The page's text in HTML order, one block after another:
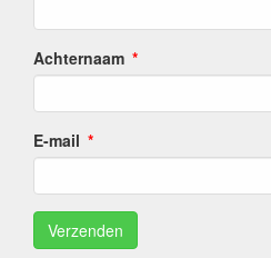
Achternaam
E-mail